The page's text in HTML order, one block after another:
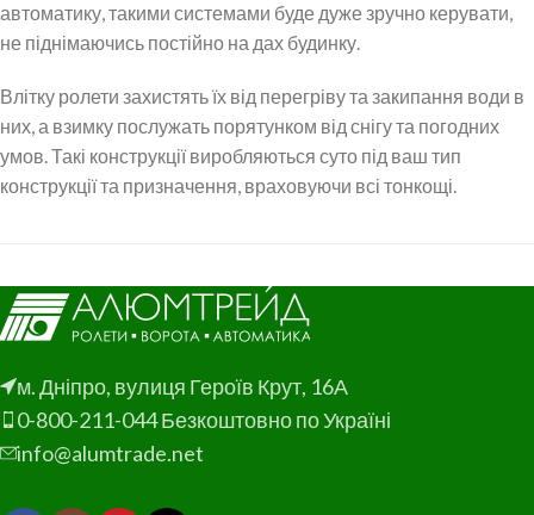
автоматику, такими системами буде дуже зручно керувати,
не піднімаючись постійно на дах будинку.
Влітку ролети захистять їх від перегріву та закипання води в
них, а взимку послужать порятунком від снігу та погодних
умов. Такі конструкції виробляються суто під ваш тип
конструкції та призначення, враховуючи всі тонкощі.
м. Дніпро, вулиця Героїв Крут, 16А
0-800-211-044 Безкоштовно по Україні
info@alumtrade.net